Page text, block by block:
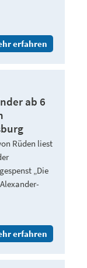
erfahren
ab 6
Rüden liest
„Die
erfahren